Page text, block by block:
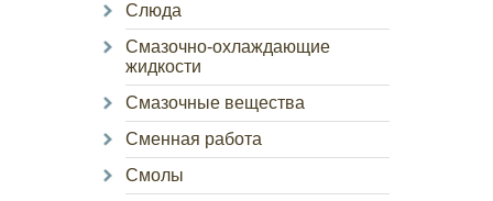
Слюда
Смазочно-охлаждающие
жидкости
Смазочные вещества
Сменная работа
Смолы